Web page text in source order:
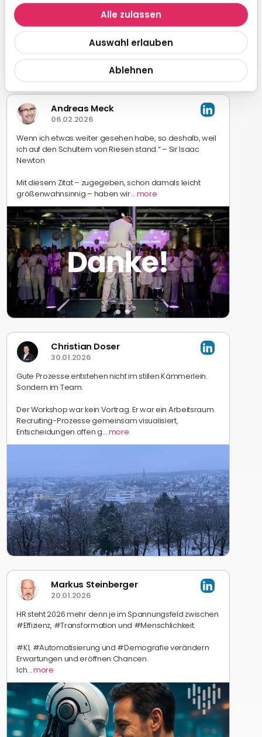
Alle zulassen
Auswahl erlauben
Ablehnen
Andreas Meck
06.02.2026
Wenn ich etwas weiter gesehen habe, so deshalb, weil
ich auf den Schultern von Riesen stand.“ – Sir Isaac
Newton
Mit diesem Zitat – zugegeben, schon damals leicht
größenwahnsinnig – haben wir... more
Christian Doser
30.01.2026
Gute Prozesse entstehen nicht im stillen Kämmerlein.
Sondern im Team.
Der Workshop war kein Vortrag. Er war ein Arbeitsraum.
Recruiting-Prozesse gemeinsam visualisiert,
Entscheidungen offen g... more
Markus Steinberger
20.01.2026
HR steht 2026 mehr denn je im Spannungsfeld zwischen
#Effizienz, #Transformation und #Menschlichkeit.
#KI, #Automatisierung und #Demografie verändern
Erwartungen und eröffnen Chancen.
Ich...more